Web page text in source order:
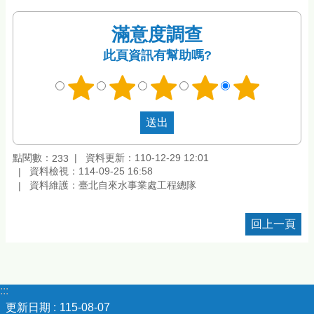
滿意度調查
此頁資訊有幫助嗎?
點閱數： 233
資料更新：110-12-29 12:01
資料檢視：114-09-25 16:58
資料維護：臺北自來水事業處工程總隊
回上一頁
:::
更新日期
115-08-07